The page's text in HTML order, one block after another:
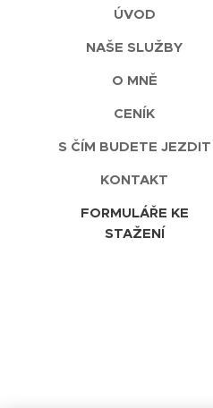
ÚVOD
NAŠE SLUŽBY
O MNĚ
CENÍK
S ČÍM BUDETE JEZDIT
KONTAKT
FORMULÁŘE KE
STAŽENÍ